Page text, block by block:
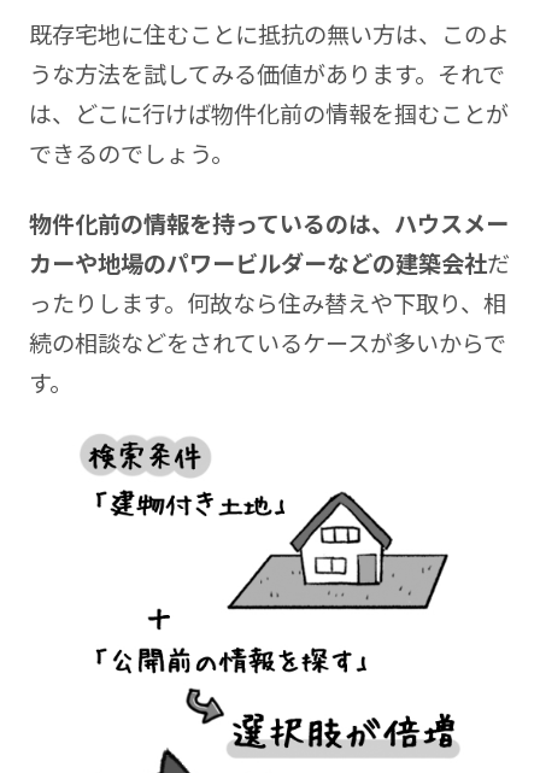
既存宅地に住むことに抵抗の無い方は、このよ
うな方法を試してみる価値があります。それで
は、どこに行けば物件化前の情報を掴むことが
できるのでしょう。
物件化前の情報を持っているのは、ハウスメー
カーや地場のパワービルダーなどの建築会社だ
ったりします。何故なら住み替えや下取り、相
続の相談などをされているケースが多いからで
す。